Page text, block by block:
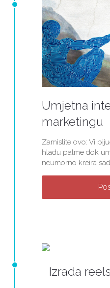
Umjetna
marketingu
Zamislite ovo: Vi
hladu palme dok
neumorno kreira
Izrada